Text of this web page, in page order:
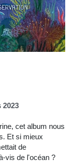
2023
cet album nous
Et si mieux
de
vis de l'océan ?